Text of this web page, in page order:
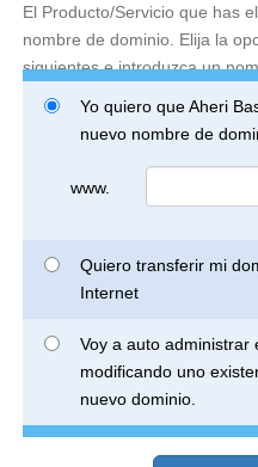
El Producto/Servicio que has
nombre de dominio. Elija la
siguientes e introduzca un
Yo quiero que Aheri
nuevo nombre de
www.
Quiero transferir mi
Internet
Voy a auto administrar
modificando uno
nuevo dominio.